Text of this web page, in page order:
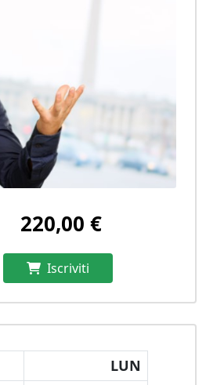
220,00 €
Iscriviti
LUN